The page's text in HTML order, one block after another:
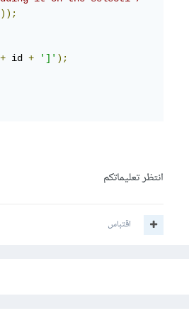
+ id + ']' );
انتظر تعليماتكم
اقتباس